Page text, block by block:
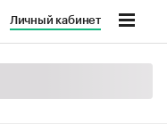
Личный кабинет